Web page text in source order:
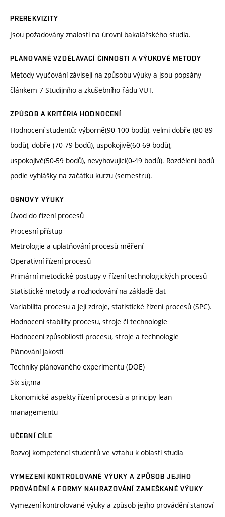
PREREKVIZITY
Jsou požadovány znalosti na úrovni bakalářského studia.
PLÁNOVANÉ VZDĚLÁVACÍ ČINNOSTI A VÝUKOVÉ METODY
Metody vyučování závisejí na způsobu výuky a jsou popsány
článkem 7 Studijního a zkušebního řádu VUT.
ZPŮSOB A KRITÉRIA HODNOCENÍ
Hodnocení studentů: výborně(90-100 bodů), velmi dobře (80-89
bodů), dobře (70-79 bodů), uspokojivě(60-69 bodů),
uspokojivě(50-59 bodů), nevyhovující(0-49 bodů). Rozdělení bodů
podle vyhlášky na začátku kurzu (semestru).
OSNOVY VÝUKY
Úvod do řízení procesů
Procesní přístup
Metrologie a uplatňování procesů měření
Operativní řízení procesů
Primární metodické postupy v řízení technologických procesů
Statistické metody a rozhodování na základě dat
Variabilita procesu a její zdroje, statistické řízení procesů (SPC).
Hodnocení stability procesu, stroje či technologie
Hodnocení způsobilosti procesu, stroje a technologie
Plánování jakosti
Techniky plánovaného experimentu (DOE)
Six sigma
Ekonomické aspekty řízení procesů a principy lean
managementu
UČEBNÍ CÍLE
Rozvoj kompetencí studentů ve vztahu k oblasti studia
VYMEZENÍ KONTROLOVANÉ VÝUKY A ZPŮSOB JEJÍHO
PROVÁDĚNÍ A FORMY NAHRAZOVÁNÍ ZAMEŠKANÉ VÝUKY
Vymezení kontrolované výuky a způsob jejího provádění stanoví